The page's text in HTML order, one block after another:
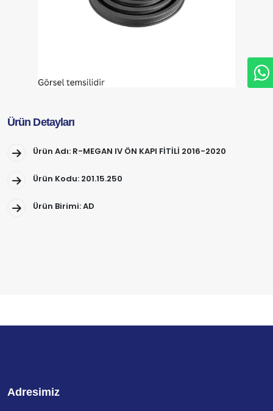
Ürün Detayları
Ürün Adı: R-MEGAN IV ÖN KAPI FİTİLİ 2016-2020
Ürün Kodu: 201.15.250
Ürün Birimi: AD
Adresimiz